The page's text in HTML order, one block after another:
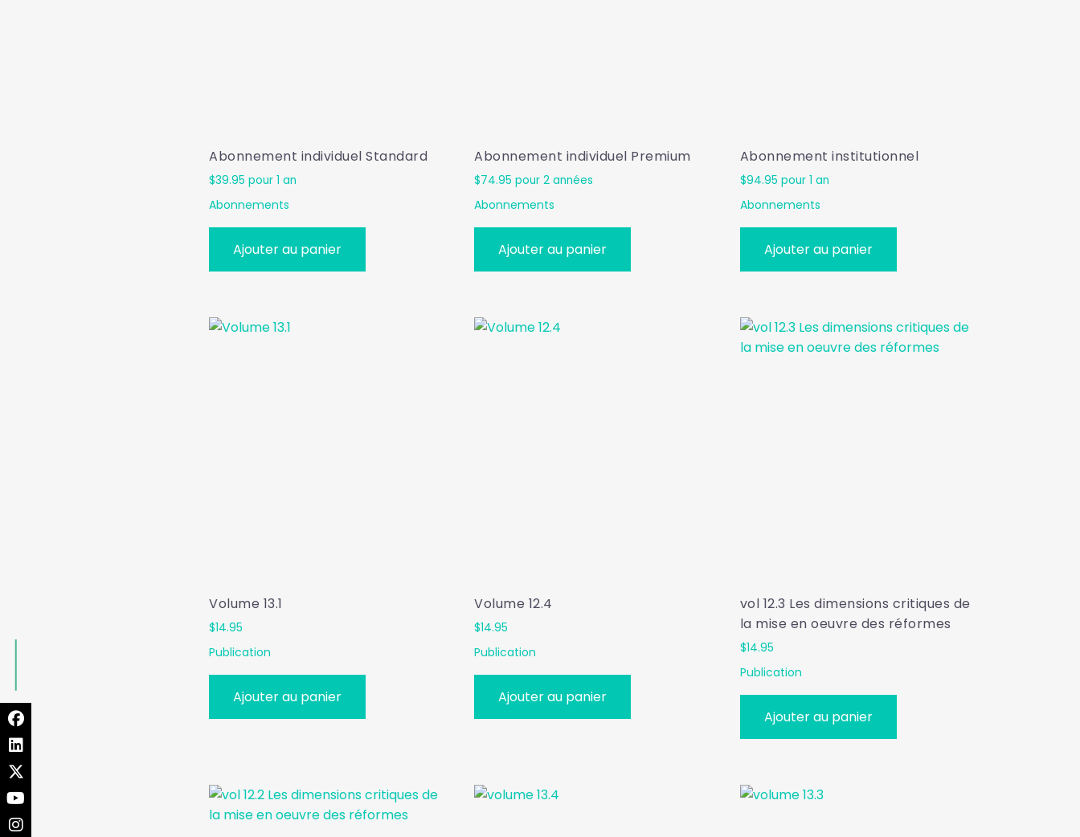
Abonnement individuel Standard
$39.95 pour 1 an
Abonnements
Ajouter au panier
Abonnement individuel Premium
$74.95 pour 2 années
Abonnements
Ajouter au panier
Abonnement institutionnel
$94.95 pour 1 an
Abonnements
Ajouter au panier
Volume 13.1
$14.95
Publication
Ajouter au panier
Volume 12.4
$14.95
Publication
Ajouter au panier
vol 12.3 Les dimensions critiques de
la mise en oeuvre des réformes
$14.95
Publication
Ajouter au panier